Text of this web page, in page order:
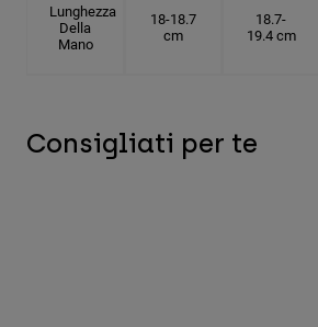
Lunghezza
Della
Mano
18-18.7
cm
18.7-
19.4 cm
Consigliati per te